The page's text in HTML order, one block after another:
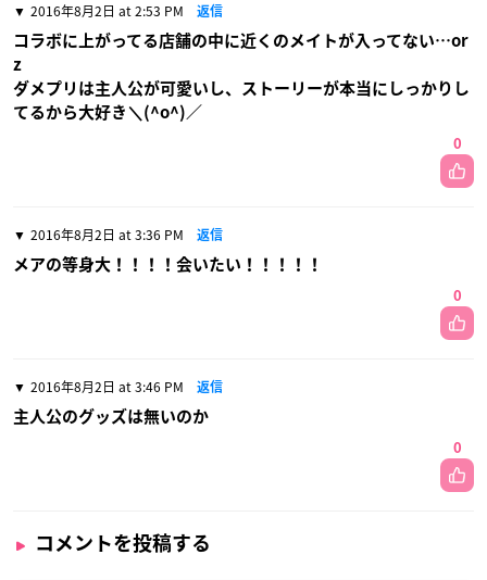
2016年8月2日 at 2:53 PM 返信
コラボに上がってる店舗の中に近くのメイトが入ってない…or
z
ダメプリは主人公が可愛いし、ストーリーが本当にしっかりし
てるから大好き＼(^o^)／
0
2016年8月2日 at 3:36 PM 返信
メアの等身大！！！！会いたい！！！！！
0
2016年8月2日 at 3:46 PM 返信
主人公のグッズは無いのか
0
コメントを投稿する